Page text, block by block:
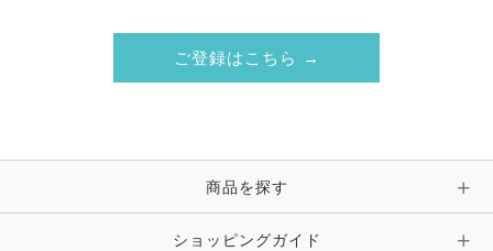
ご登録はこちら →
商品を探す
ショッピングガイド